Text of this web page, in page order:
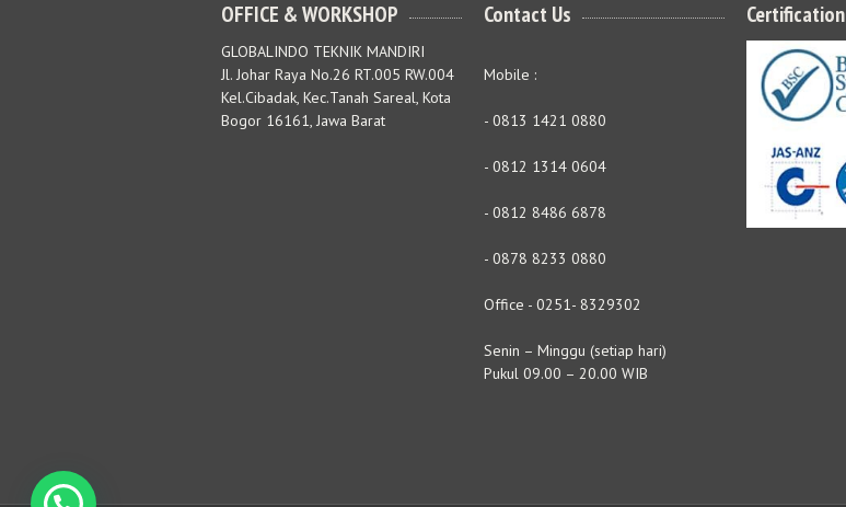
OFFICE & WORKSHOP
GLOBALINDO TEKNIK MANDIRI
Jl. Johar Raya No.26 RT.005 RW.004
Kel.Cibadak, Kec.Tanah Sareal, Kota
Bogor 16161, Jawa Barat
Contact Us
Mobile :
- 0813 1421 0880
- 0812 1314 0604
- 0812 8486 6878
- 0878 8233 0880
Office - 0251- 8329302
Senin – Minggu (setiap hari)
Pukul 09.00 – 20.00 WIB
Certification